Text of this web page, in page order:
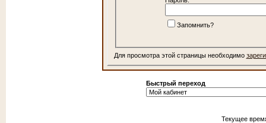
Запомнить?
Для просмотра этой страницы необходимо
Быстрый переход
Текущее